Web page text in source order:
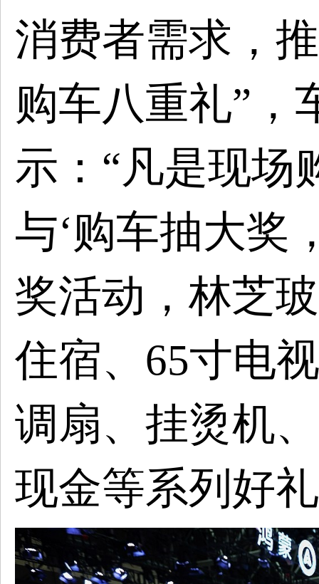
消费者需求，
购车八重礼”，
示：“凡是现场
与‘购车抽大奖
奖活动，林芝
住宿、65寸电
调扇、挂烫机
现金等系列好礼